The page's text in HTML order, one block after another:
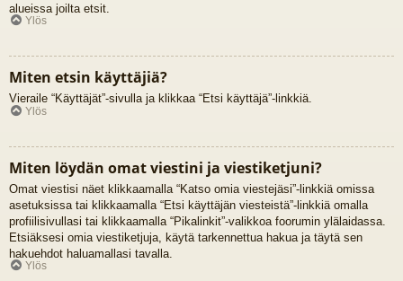
alueissa joilta etsit.
Ylös
Miten etsin käyttäjiä?
Vieraile “Käyttäjät”-sivulla ja klikkaa “Etsi käyttäjä”-linkkiä.
Ylös
Miten löydän omat viestini ja viestiketjuni?
Omat viestisi näet klikkaamalla “Katso omia viestejäsi”-linkkiä omissa
asetuksissa tai klikkaamalla “Etsi käyttäjän viesteistä”-linkkiä omalla
profiilisivullasi tai klikkaamalla “Pikalinkit”-valikkoa foorumin ylälaidassa.
Etsiäksesi omia viestiketjuja, käytä tarkennettua hakua ja täytä sen
hakuehdot haluamallasi tavalla.
Ylös